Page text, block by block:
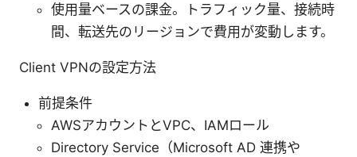
使用量ベースの課金。トラフィック量、接続時
間、転送先のリージョンで費用が変動します。
Client VPNの設定方法
前提条件
AWSアカウントとVPC、IAMロール
Directory Service（Microsoft AD 連携や